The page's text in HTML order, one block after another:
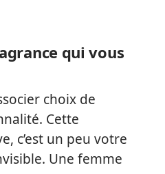
qui vous
choix de
Cette
c’est un peu votre
Une femme